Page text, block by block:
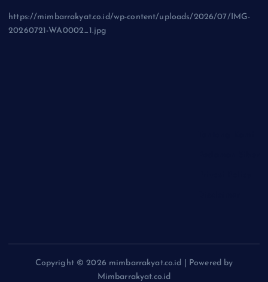
https://mimbarrakyat.co.id/wp-content/uploads/2026/07/IMG-
20260721-WA0002_1.jpg
Copyright © 2026 mimbarrakyat.co.id | Powered by
Mimbarrakyat.co.id